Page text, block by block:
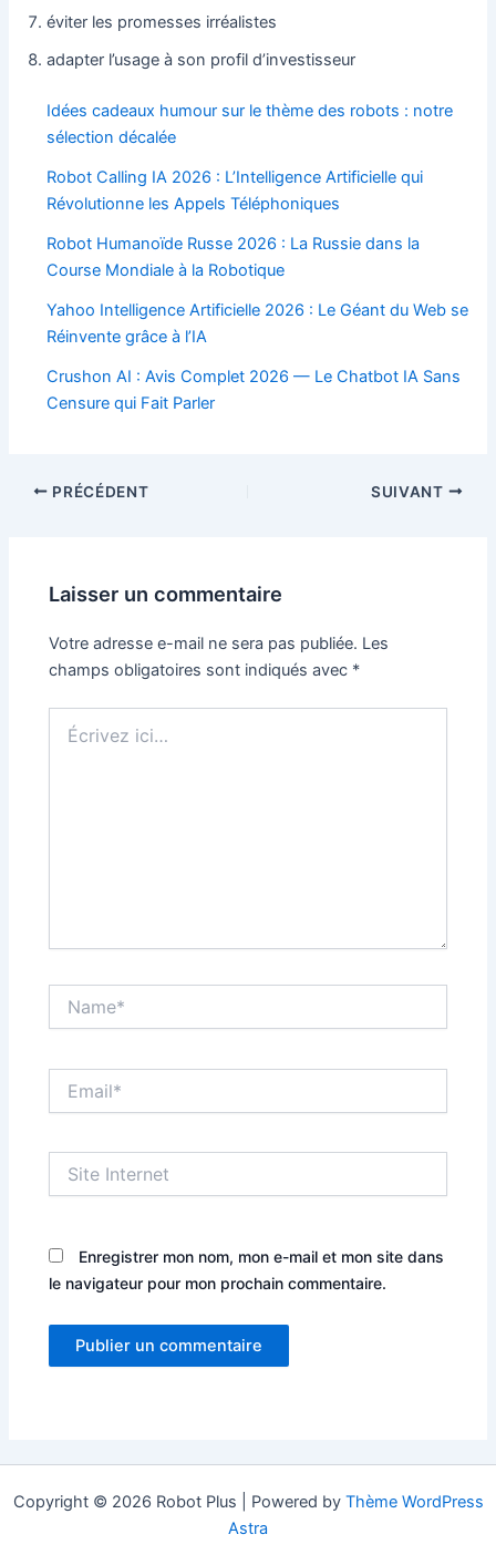
éviter les promesses irréalistes
adapter l’usage à son profil d’investisseur
Idées cadeaux humour sur le thème des robots : notre
sélection décalée
Robot Calling IA 2026 : L’Intelligence Artificielle qui
Révolutionne les Appels Téléphoniques
Robot Humanoïde Russe 2026 : La Russie dans la
Course Mondiale à la Robotique
Yahoo Intelligence Artificielle 2026 : Le Géant du Web se
Réinvente grâce à l’IA
Crushon AI : Avis Complet 2026 — Le Chatbot IA Sans
Censure qui Fait Parler
NavigationPRÉCÉDENT SUIVANT
Laisser un commentaire
Votre adresse e-mail ne sera pas publiée. Les
champs obligatoires sont indiqués avec *
ici…
Internet
Enregistrer mon nom, mon e-mail et mon site dans
le navigateur pour mon prochain commentaire.
Copyright © 2026 Robot Plus | Powered by Thème WordPress
Astra